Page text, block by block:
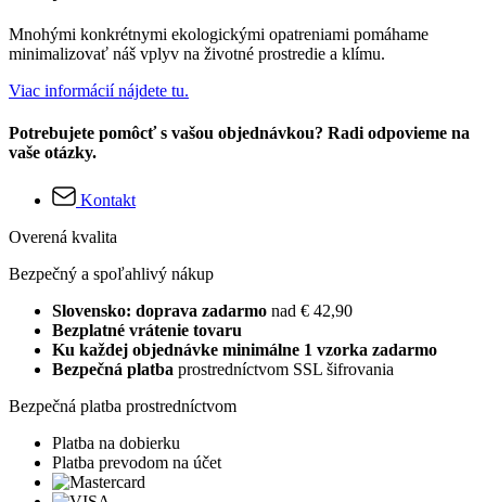
Mnohými konkrétnymi ekologickými opatreniami pomáhame
minimalizovať náš vplyv na životné prostredie a klímu.
Viac informácií nájdete tu.
Potrebujete pomôcť s vašou objednávkou? Radi odpovieme na
vaše otázky.
Kontakt
Overená kvalita
Bezpečný a spoľahlivý nákup
Slovensko: doprava zadarmo nad € 42,90
Bezplatné vrátenie tovaru
Ku každej objednávke minimálne 1 vzorka zadarmo
Bezpečná platba prostredníctvom SSL šifrovania
Bezpečná platba prostredníctvom
Platba na dobierku
Platba prevodom na účet